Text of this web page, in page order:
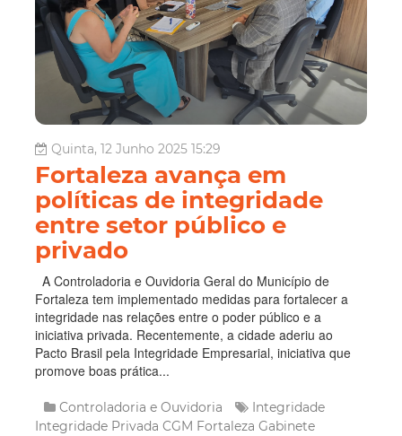
Quinta, 12 Junho 2025 15:29
Fortaleza avança em
políticas de integridade
entre setor público e
privado
A Controladoria e Ouvidoria Geral do Município de
Fortaleza tem implementado medidas para fortalecer a
integridade nas relações entre o poder público e a
iniciativa privada. Recentemente, a cidade aderiu ao
Pacto Brasil pela Integridade Empresarial, iniciativa que
promove boas prática...
Controladoria e Ouvidoria
Integridade
Integridade Privada CGM Fortaleza Gabinete